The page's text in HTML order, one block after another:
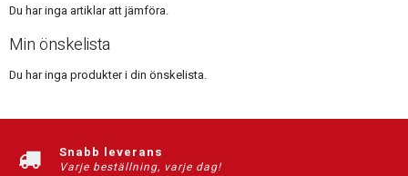
Du har inga artiklar att jämföra.
Min önskelista
Du har inga produkter i din önskelista.
Snabb leverans
Varje beställning, varje dag!